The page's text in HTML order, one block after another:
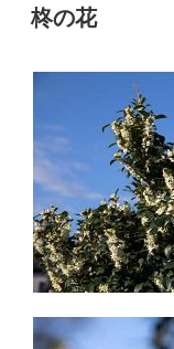
稿
日:
柊の花